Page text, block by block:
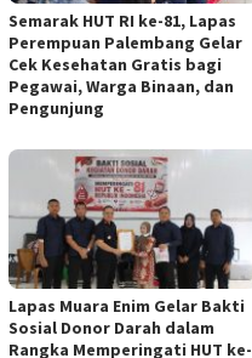
Semarak HUT RI ke-81, Lapas
Perempuan Palembang Gelar
Cek Kesehatan Gratis bagi
Pegawai, Warga Binaan, dan
Pengunjung
Lapas Muara Enim Gelar Bakti
Sosial Donor Darah dalam
Rangka Memperingati HUT ke-